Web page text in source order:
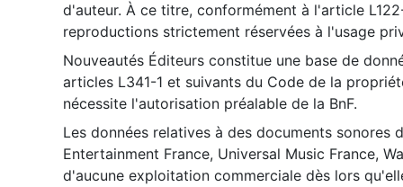
d'auteur. À ce titre, conformément à l'article
reproductions strictement réservées à l'usage
Nouveautés Éditeurs constitue une base de
articles L341-1 et suivants du Code de la
nécessite l'autorisation préalable de la BnF.
Les données relatives à des documents sonores
Entertainment France, Universal Music France,
d'aucune exploitation commerciale dès lors